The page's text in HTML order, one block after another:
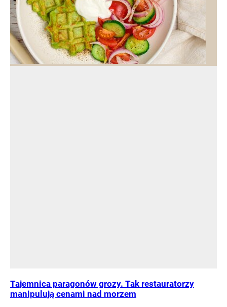
Tajemnica paragonów grozy. Tak restauratorzy
manipulują cenami nad morzem